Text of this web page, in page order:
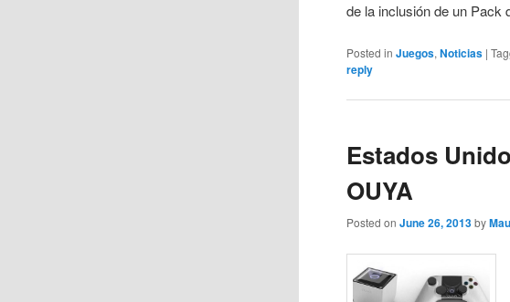
de la inclusión de un Pack
Posted in Juegos,Noticias |
reply
Estados
OUYA
Posted onJune 26, 2013 by